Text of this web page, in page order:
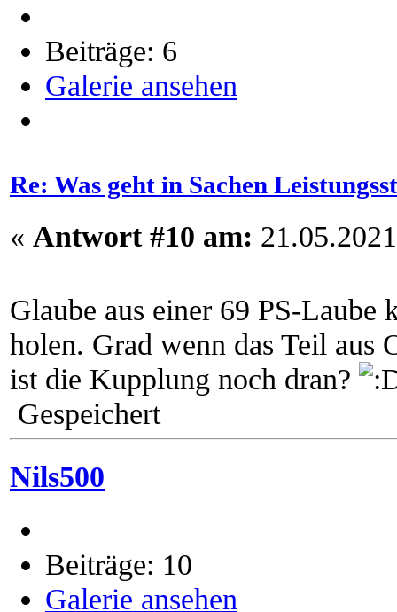
Beiträge: 6
Galerie ansehen
Re: Was geht in Sachen
« Antwort #10 am:
Glaube aus einer 69 PS-Laube
holen. Grad wenn das Teil
ist die Kupplung noch dran?
Gespeichert
Nils500
Beiträge: 10
Galerie ansehen